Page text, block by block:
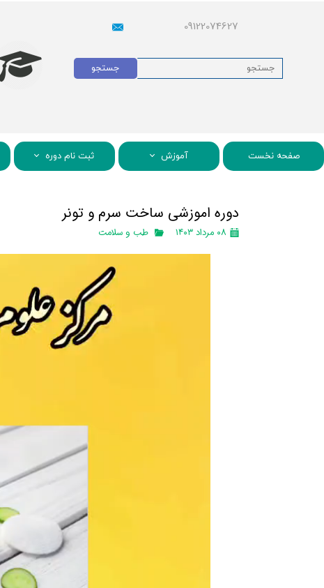
09122074627
جستجو
صفحه نخست آموزش ثبت نام دوره
دوره اموزشی ساخت سرم و تونر
۰۸ مرداد ۱۴۰۳ طب و سلامت